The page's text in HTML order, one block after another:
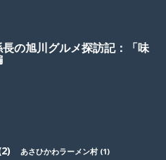
の旭川グルメ探訪記：「味
あさひかわラーメン村(1)